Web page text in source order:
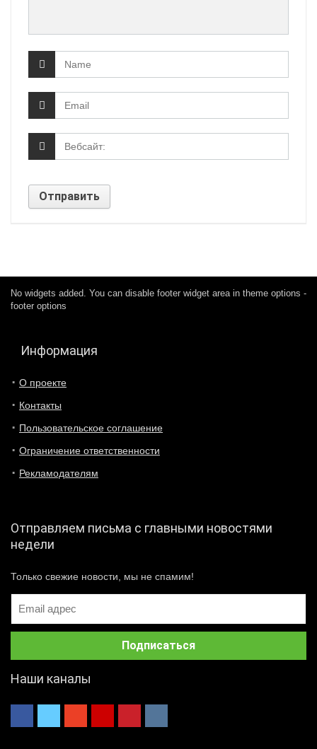
No widgets added. You can disable footer widget area in theme options -
footer options
Информация
О проекте
Контакты
Пользовательское соглашение
Ограничение ответственности
Рекламодателям
Отправляем письма с главными новостями
недели
Только свежие новости, мы не спамим!
Наши каналы